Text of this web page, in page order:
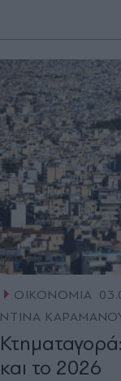
ΟΙΚΟΝΟΜΙΑ
ΝΤΙΝΑ
και το 2026